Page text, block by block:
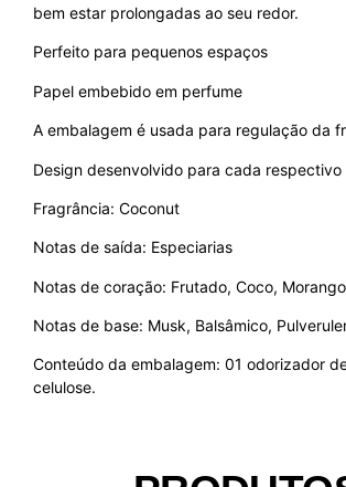
bem estar prolongadas ao seu redor.
Perfeito para pequenos espaços
Papel embebido em perfume
A embalagem é usada para regulação da
Design desenvolvido para cada respectivo
Fragrância: Coconut
Notas de saída: Especiarias
Notas de coração: Frutado, Coco, Morango
Notas de base: Musk, Balsâmico,
Conteúdo da embalagem: 01 odorizador
celulose.